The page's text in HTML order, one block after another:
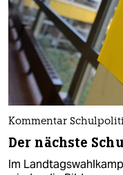
Kommentar
Der nächste
Im